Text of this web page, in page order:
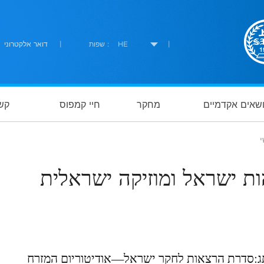
שפות : HE | דואר אלקטרוני |
חיי קמפוס מחקר אקדמיים
ישראל ומוזיקה ישראלית
הרצאות לחקר ישראל—אודיטוריום המזרח